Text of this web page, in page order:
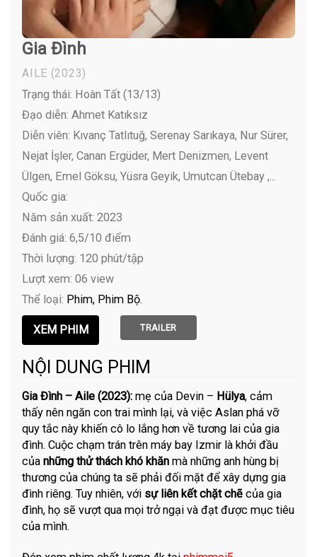
Gia Đình
AILE (2023)
Trạng thái: Hoàn Tất (13/13)
Đạo diễn: Ahmet Katıksız
Diễn viên: Kıvanç Tatlıtuğ, Serenay Sarıkaya, Nur Sürer,
Nejat İşler, Canan Ergüder, Mert Denizmen, Levent
Ülgen, Emel Göksu, Yüsra Geyik, Umutcan Ütebay ,...
Quốc gia:
Năm sản xuất: 2023
Đánh giá: 6,5/10 điểm
Thời lượng: 120 phút/tập
Lượt xem: 06 view
Thể loại: Phim Phim Bộ
TRAILER
NỘI DUNG PHIM
Gia Đình – Aile (2023): mẹ của Devin – Hülya, cảm
thấy nên ngăn con trai mình lại, và việc Aslan phá vỡ
quy tắc này khiến cô lo lắng hơn về tương lai của gia
đình. Cuộc chạm trán trên máy bay Izmir là khởi đầu
củanhững thử thách khó khănmà những anh hùng bị
thương của chúng ta sẽ phải đối mặt để xây dựng gia
đình riêng. Tuy nhiên, với sự liên kết chặt chẽ của gia
đình, họ sẽ vượt qua mọi trở ngại và đạt được mục tiêu
của mình.